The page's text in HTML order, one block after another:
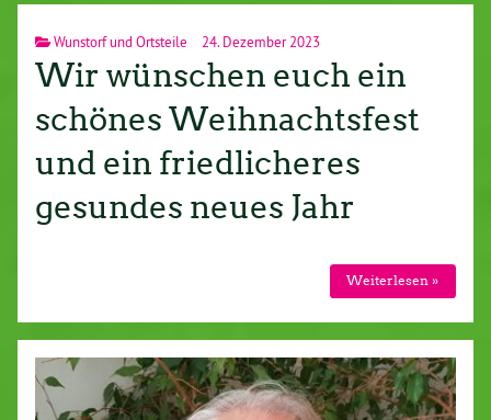
Wunstorf und Ortsteile 24. Dezember 2023
Wir wünschen euch ein
schönes Weihnachtsfest
und ein friedlicheres
gesundes neues Jahr
Weiterlesen »